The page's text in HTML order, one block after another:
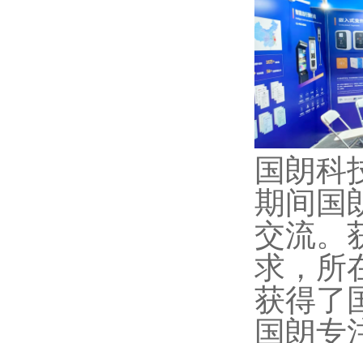
国朗科
期间国
交流。
求，所
获得了
国朗专